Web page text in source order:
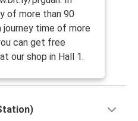
of more than 90
journey time of more
can get free
our shop in Hall 1.